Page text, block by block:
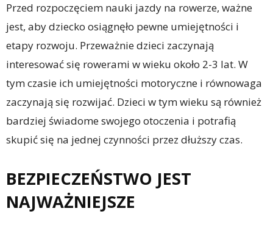
Przed rozpoczęciem nauki jazdy na rowerze, ważne
jest, aby dziecko osiągnęło pewne umiejętności i
etapy rozwoju. Przeważnie dzieci zaczynają
interesować się rowerami w wieku około 2-3 lat. W
tym czasie ich umiejętności motoryczne i równowaga
zaczynają się rozwijać. Dzieci w tym wieku są również
bardziej świadome swojego otoczenia i potrafią
skupić się na jednej czynności przez dłuższy czas.
BEZPIECZEŃSTWO JEST
NAJWAŻNIEJSZE